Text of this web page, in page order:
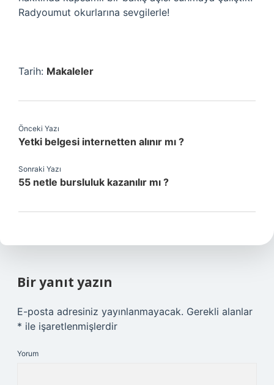
Radyoumut okurlarına sevgilerle!
Tarih: Makaleler
Önceki Yazı
Yetki belgesi internetten alınır mı ?
Sonraki Yazı
55 netle bursluluk kazanılır mı ?
Bir yanıt yazın
E-posta adresiniz yayınlanmayacak. Gerekli alanlar
* ile işaretlenmişlerdir
Yorum